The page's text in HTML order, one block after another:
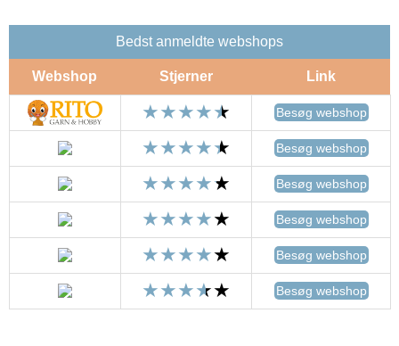
Bedst anmeldte webshops
Webshop Stjerner Link
Besøg webshop
Besøg webshop
Besøg webshop
Besøg webshop
Besøg webshop
Besøg webshop